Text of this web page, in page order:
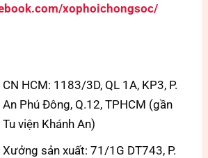
xophoichongsoc/
CN HCM: 1183/3D, QL 1A, KP3, P.
An Phú Đông, Q.12, TPHCM (gần
Tu viện Khánh An)
Xưởng sản xuất: 71/1G DT743, P.